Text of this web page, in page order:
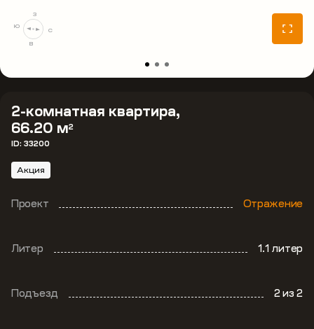
2-комнатная квартира,
66.20 м2
ID: 33200
Акция
Проект Отражение
Литер 1.1 литер
Подъезд 2из 2
С
В
Ю
З